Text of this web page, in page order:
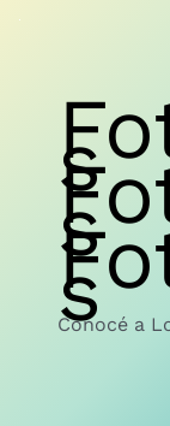
s
s
s
Conocé a